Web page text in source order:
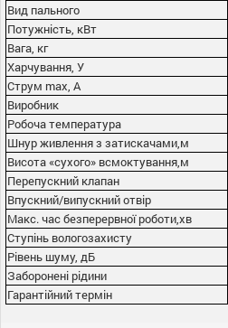
Вид пального
Потужність, кВт
Вага, кг
Харчування, У
Струм max, А
Виробник
Робоча температура
Шнур живлення з затискачами,м
Висота «сухого» всмоктування,м
Перепускний клапан
Впускний/випускний отвір
Макс. час безперервної роботи,хв
Ступінь вологозахисту
Рівень шуму, дБ
Заборонені рідини
Гарантійний термін